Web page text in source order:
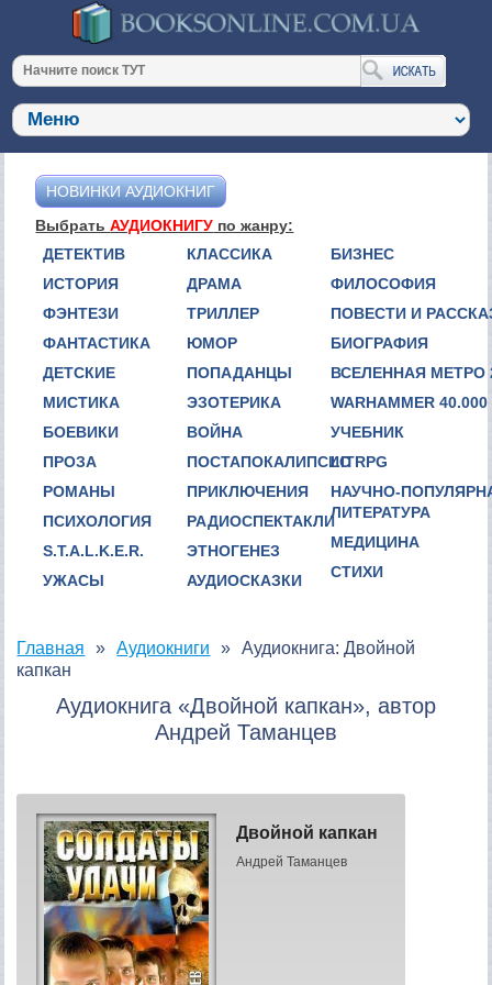
НОВИНКИ АУДИОКНИГ
ВыбратьАУДИОКНИГУ по жанру:
ДЕТЕКТИВ
ИСТОРИЯ
ФЭНТЕЗИ
ФАНТАСТИКА
ДЕТСКИЕ
МИСТИКА
БОЕВИКИ
ПРОЗА
РОМАНЫ
ПСИХОЛОГИЯ
S.T.A.L.K.E.R.
УЖАСЫ
КЛАССИКА
ДРАМА
ТРИЛЛЕР
ЮМОР
ПОПАДАНЦЫ
ЭЗОТЕРИКА
ВОЙНА
ПОСТАПОКАЛИПСИС
ПРИКЛЮЧЕНИЯ
РАДИОСПЕКТАКЛИ
ЭТНОГЕНЕЗ
АУДИОСКАЗКИ
БИЗНЕС
ФИЛОСОФИЯ
ПОВЕСТИ И
БИОГРАФИЯ
ВСЕЛЕННАЯ МЕТРО
WARHAMMER 40.000
УЧЕБНИК
LITRPG
НАУЧНО-
ЛИТЕРАТУРА
МЕДИЦИНА
СТИХИ
Главная Аудиокниги
Аудиокнига: Двойной
капкан
Аудиокнига «Двойной капкан», автор
Андрей Таманцев
Двойной капкан
Андрей Таманцев